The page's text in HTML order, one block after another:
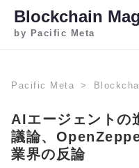
Blockchain
by Pacific Meta
Pacific Meta
AIエージェントの
議論、
業界の反論